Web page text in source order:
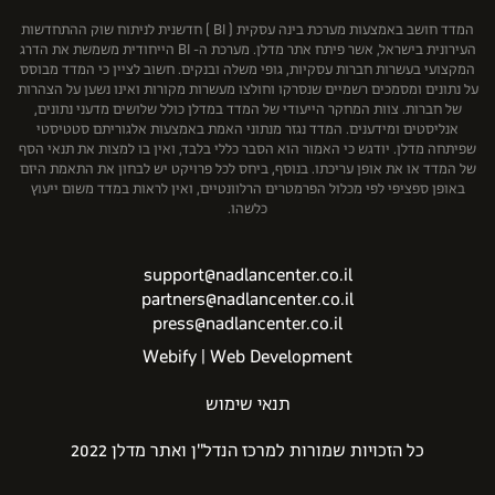
שיכון ובינוי נדל"ן
המדד חושב באמצעות מערכת בינה עסקית ( BI ) חדשנית לניתוח שוק ההתחדשות
העירונית בישראל, אשר פיתח אתר מדלן. מערכת ה- BI הייחודית משמשת את הדרג
המקצועי בעשרות חברות עסקיות, גופי משלה ובנקים. חשוב לציין כי המדד מבוסס
על נתונים ומסמכים רשמיים שנסרקו וחולצו מעשרות מקורות ואינו נשען על הצהרות
של חברות. צוות המחקר הייעודי של המדד במדלן כולל שלושים מדעני נתונים,
אנליסטים ומידענים. המדד נגזר מנתוני האמת באמצעות אלגוריתם סטטיסטי
שפיתחה מדלן. יודגש כי האמור הוא הסבר כללי בלבד, ואין בו למצות את תנאי הסף
של המדד או את אופן עריכתו. בנוסף, ביחס לכל פרויקט יש לבחון את התאמת היזם
באופן ספציפי לפי מכלול הפרמטרים הרלוונטיים, ואין לראות במדד משום ייעוץ
כלשהו.
תנאי שימוש
support@nadlancenter.co.il
partners@nadlancenter.co.il
press@nadlancenter.co.il
Webify | Web Development
כל הזכויות שמורות למרכז הנדל"ן ואתר מדלן 2022